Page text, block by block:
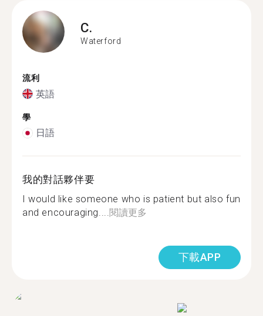
C.
Waterford
流利
英語
學
日語
我的對話夥伴要
I would like someone who is patient but also fun
and encouraging....閱讀更多
下載APP